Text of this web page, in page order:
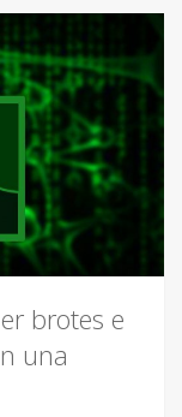
brotes e
una